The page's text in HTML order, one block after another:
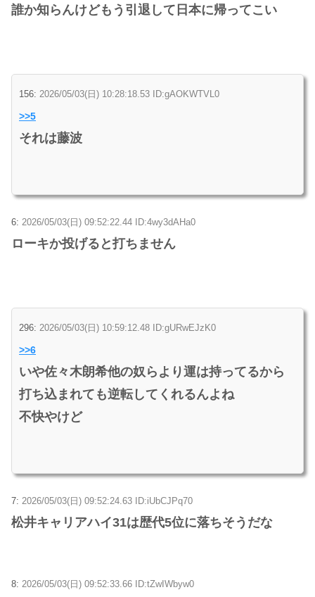
誰か知らんけどもう引退して日本に帰ってこい
156: 2026/05/03(日) 10:28:18.53 ID:gAOKWTVL0
>>5
それは藤波
6: 2026/05/03(日) 09:52:22.44 ID:4wy3dAHa0
ローキか投げると打ちません
296: 2026/05/03(日) 10:59:12.48 ID:gURwEJzK0
>>6
いや佐々木朗希他の奴らより運は持ってるから
打ち込まれても逆転してくれるんよね
不快やけど
7: 2026/05/03(日) 09:52:24.63 ID:iUbCJPq70
松井キャリアハイ31は歴代5位に落ちそうだな
8: 2026/05/03(日) 09:52:33.66 ID:tZwIWbyw0